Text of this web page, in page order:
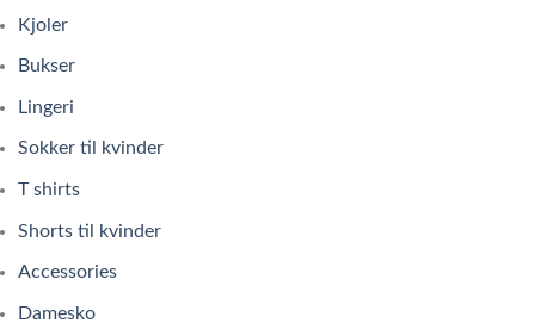
Kjoler
Bukser
Lingeri
Sokker til kvinder
T shirts
Shorts til kvinder
Accessories
Damesko